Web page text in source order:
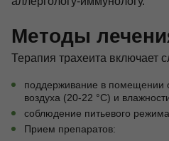
Методы
Терапия трахеита включает
поддерживание в помещении
воздуха (20-22 °С) и
соблюдение питьевого
Прием препаратов: